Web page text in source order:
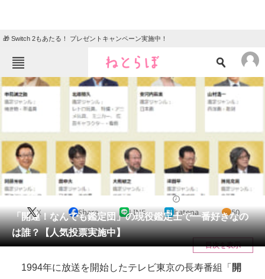
🎁 Switch 2もあたる！ プレゼントキャンペーン実施中！
ねとらぼメニュー
TOP ニュース
グルメ 地域
住まい 教育・育児
動物 リサーチ
会員記事
メディア
注目記事を集めた総合ページ
「開運！なんでも鑑定団」の現役鑑定士で一番好きなの
は誰？【人気投票実施中】
X Share LINE hatena 50
目次を表示
1994年に放送を開始したテレビ東京の長寿番組「 開